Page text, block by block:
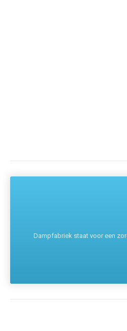
Dampfabriek staat voor een